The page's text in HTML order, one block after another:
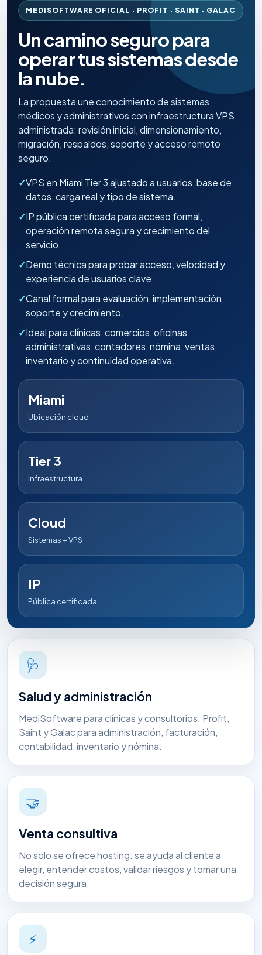
MEDISOFTWARE OFICIAL · PROFIT · SAINT · GALAC
Un camino seguro para
operar tus sistemas desde
la nube.
La propuesta une conocimiento de sistemas
médicos y administrativos con infraestructura VPS
administrada: revisión inicial, dimensionamiento,
migración, respaldos, soporte y acceso remoto
seguro.
✓VPS en Miami Tier 3 ajustado a usuarios, base de
datos, carga real y tipo de sistema.
✓IP pública certificada para acceso formal,
operación remota segura y crecimiento del
servicio.
✓Demo técnica para probar acceso, velocidad y
experiencia de usuarios clave.
✓Canal formal para evaluación, implementación,
soporte y crecimiento.
✓Ideal para clínicas, comercios, oficinas
administrativas, contadores, nómina, ventas,
inventario y continuidad operativa.
Miami
Ubicación cloud
Tier 3
Infraestructura
Cloud
Sistemas + VPS
IP
Pública certificada
🩺
Salud y administración
MediSoftware para clínicas y consultorios; Profit,
Saint y Galac para administración, facturación,
contabilidad, inventario y nómina.
🤝
Venta consultiva
No solo se ofrece hosting: se ayuda al cliente a
elegir, entender costos, validar riesgos y tomar una
decisión segura.
⚡